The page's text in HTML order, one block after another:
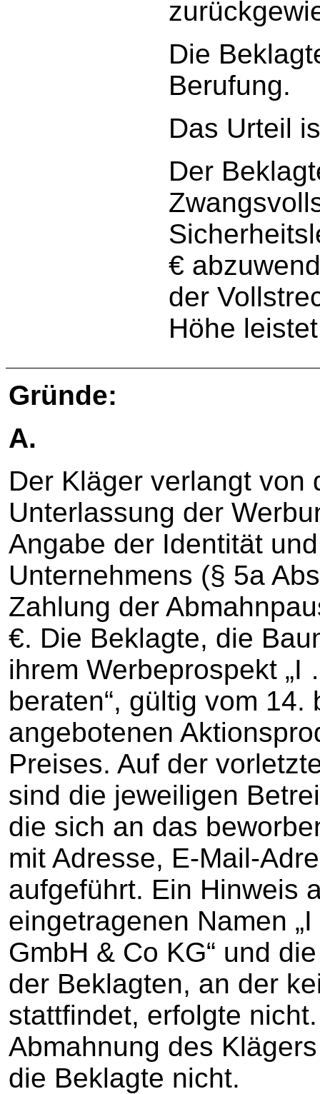
Die
Berufung.
Das Urteil
Der
€
der
Höhe
Gründe:
A.
Der Kläger verlangt von
Unterlassung der
Angabe der Identität
Unternehmens (§ 5a
Zahlung der
€. Die Beklagte, die
ihrem Werbeprospekt
beraten“, gültig vom
angebotenen
Preises. Auf der
sind die jeweiligen
die sich an das
mit Adresse, E-Mail-
aufgeführt. Ein Hinweis
eingetragenen Namen
GmbH & Co KG“ und
der Beklagten, an der
stattfindet, erfolgte
Abmahnung des
die Beklagte nicht.